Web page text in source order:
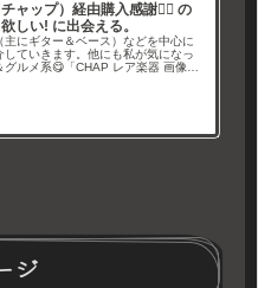
ャップ）経由購入感謝🙇‍♂ の
しい! に出会える。
主にギター＆ベース）などを中心に
していきます。他にも私が気になっ
グルメ系😋「CHAP レア楽器 画像倉
ジ